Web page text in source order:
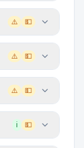
⚠️ 💵
⚠️ 💵
⚠️ 💵
ℹ️ 💵